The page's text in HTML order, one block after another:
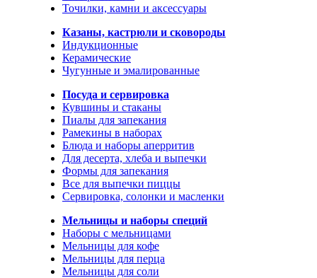
Точилки, камни и аксессуары
Казаны, кастрюли и сковороды
Индукционные
Керамические
Чугунные и эмалированные
Посуда и сервировка
Кувшины и стаканы
Пиалы для запекания
Рамекины в наборах
Блюда и наборы аперритив
Для десерта, хлеба и выпечки
Формы для запекания
Все для выпечки пиццы
Сервировка, солонки и масленки
Мельницы и наборы специй
Наборы с мельницами
Мельницы для кофе
Мельницы для перца
Мельницы для соли